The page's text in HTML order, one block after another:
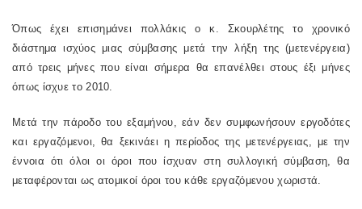
Όπως έχει επισημάνει πολλάκις ο κ. Σκουρλέτης το χρονικό
διάστημα ισχύος μιας σύμβασης μετά την λήξη της (μετενέργεια)
από τρεις μήνες που είναι σήμερα θα επανέλθει στους έξι μήνες
όπως ίσχυε το 2010.
Μετά την πάροδο του εξαμήνου, εάν δεν συμφωνήσουν εργοδότες
και εργαζόμενοι, θα ξεκινάει η περίοδος της μετενέργειας, με την
έννοια ότι όλοι οι όροι που ίσχυαν στη συλλογική σύμβαση, θα
μεταφέρονται ως ατομικοί όροι του κάθε εργαζόμενου χωριστά.